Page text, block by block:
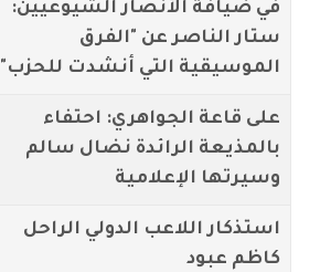
في ضيافة الأنصار الشيوعيين:
ستار الناصر عن "الفرق
الموسيقية التي أنشدت للحزب"
على قاعة الجواهري: احتفاء
بالمذيعة الرائدة نضال سالم
وسيرتها الإعلامية
استذكار اللاعب الدولي الراحل
كاظم عبود